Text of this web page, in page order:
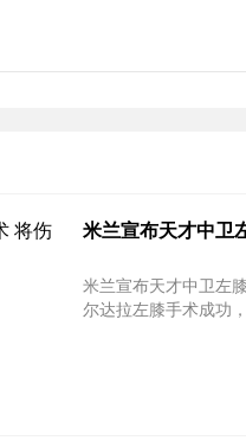
米兰宣布天才中卫
米兰宣布天才中卫左膝手术 将伤
尔达拉左膝手术成功